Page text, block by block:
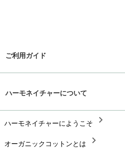
ご利用ガイド
配送と送料chevron_right
在庫状況と発送予定chevron_right
ハーモネイチャーについて
ハーモネイチャーにようこそ chevron_right
オーガニックコットンとは chevron_right